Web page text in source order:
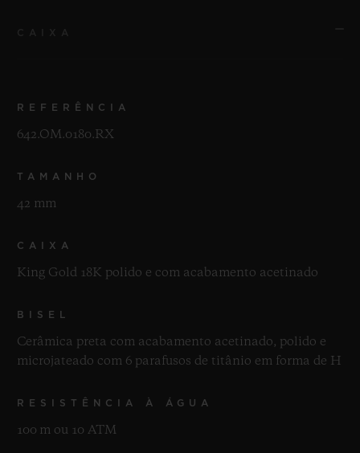
REFERÊNCIA
642.OM.0180.RX
TAMANHO
42 mm
CAIXA
King Gold 18K polido e com acabamento acetinado
BISEL
Cerâmica preta com acabamento acetinado, polido e
microjateado com 6 parafusos de titânio em forma de H
RESISTÊNCIA À ÁGUA
100 m ou 10 ATM